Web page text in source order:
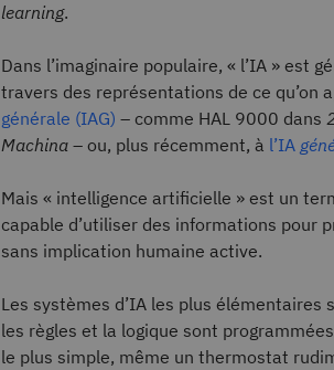
learning.
Dans l’imaginaire populaire, « l’IA » est
travers des représentations de ce qu’on
générale (IAG) – comme HAL 9000 dans
Machina – ou, plus récemment, à l’IA
Mais « intelligence artificielle » est un
capable d’utiliser des informations pour
sans implication humaine active.
Les systèmes d’IA les plus
les règles et la logique sont
le plus simple, même un thermostat